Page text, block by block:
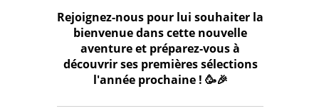
Rejoignez-nous pour lui souhaiter la
bienvenue dans cette nouvelle
aventure et préparez-vous à
découvrir ses premières sélections
l'année prochaine ! 🥳🎉